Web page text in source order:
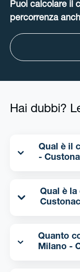
Puoi calcolare il
percorrenza
Hai dubbi?
Qual è il
-
Qual è la
Quanto
Milano -